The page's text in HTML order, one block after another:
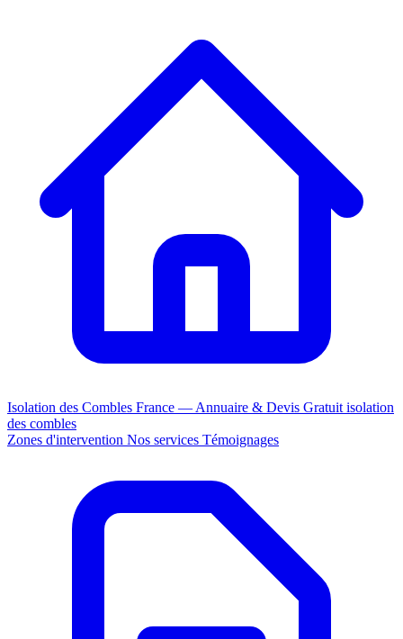
Isolation des Combles France — Annuaire & Devis Gratuit isolation
des combles
Zones d'intervention Nos services Témoignages